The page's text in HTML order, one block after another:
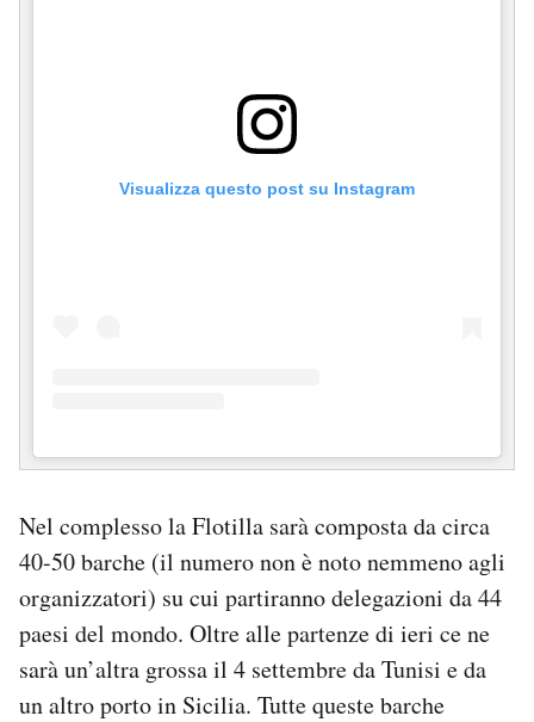
Visualizza questo post su Instagram
Nel complesso la Flotilla sarà composta da circa
40-50 barche (il numero non è noto nemmeno agli
organizzatori) su cui partiranno delegazioni da 44
paesi del mondo. Oltre alle partenze di ieri ce ne
sarà un’altra grossa il 4 settembre da Tunisi e da
un altro porto in Sicilia. Tutte queste barche